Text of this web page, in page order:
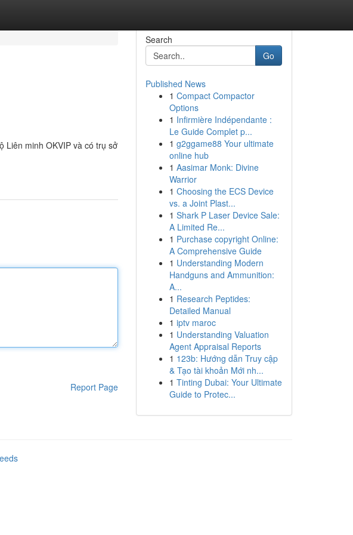
Liên minh OKVIP và có trụ sở
Report Page
Search
Go
Published News
1 Compact Compactor
Options
1 Infirmière Indépendante :
Le Guide Complet p...
1 g2ggame88 Your ultimate
online hub
1 Aasimar Monk: Divine
Warrior
1 Choosing the ECS Device
vs. a Joint Plast...
1 Shark P Laser Device Sale:
A Limited Re...
1 Purchase copyright Online:
A Comprehensive Guide
1 Understanding Modern
Handguns and Ammunition:
A...
1 Research Peptides:
Detailed Manual
1 iptv maroc
1 Understanding Valuation
Agent Appraisal Reports
1 123b: Hướng dẫn Truy cập
& Tạo tài khoản Mới nh...
1 Tinting Dubai: Your Ultimate
Guide to Protec...